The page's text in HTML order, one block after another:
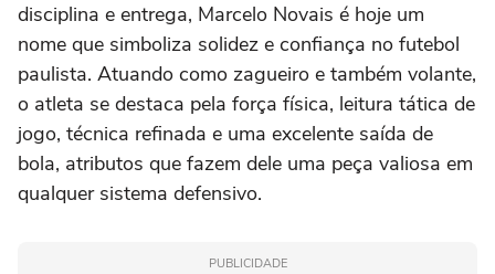
disciplina e entrega, Marcelo Novais é hoje um
nome que simboliza solidez e confiança no futebol
paulista. Atuando como zagueiro e também volante,
o atleta se destaca pela força física, leitura tática de
jogo, técnica refinada e uma excelente saída de
bola, atributos que fazem dele uma peça valiosa em
qualquer sistema defensivo.
PUBLICIDADE